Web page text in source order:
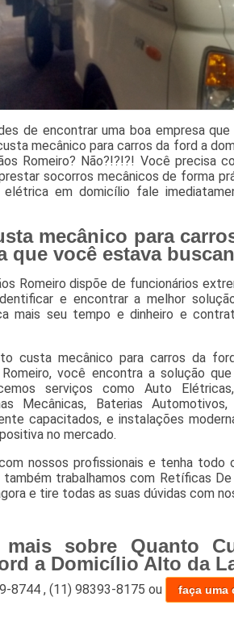
de encontrar uma boa empresa
mecânico para carros da ford a
Romeiro? Não?!?!?! Você precisa
socorros mecânicos de forma
em domicílio fale
mecânico para
que você estava
Romeiro dispõe de funcionários
e encontrar a melhor
mais seu tempo e dinheiro e
custa mecânico para carros da
Romeiro, você encontra a solução
serviços como Auto
Mecânicas, Baterias
capacitados, e instalações
no mercado.
nossos profissionais e tenha todo
trabalhamos com Retíficas
e tire todas as suas dúvidas com
mais sobre Quanto
a Domicílio Alto da
8744 , (11) 98393-8175 ou faça uma